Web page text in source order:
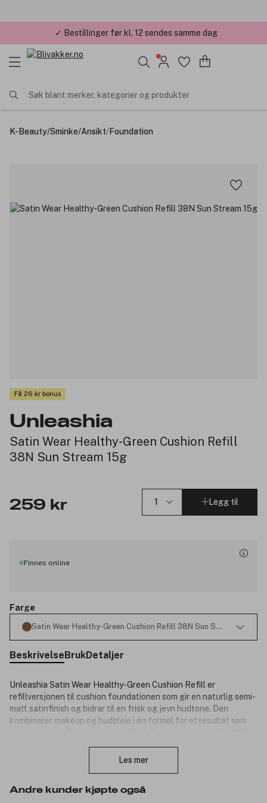
✓ Bestillinger før kl. 12 sendes samme dag
Søk blant merker, kategorier og produkter
K-Beauty/Sminke/Ansikt/Foundation
Få 26 kr bonus
Unleashia
Satin Wear Healthy-Green Cushion Refill
38N Sun Stream 15g
259 kr Legg til
Finnes online
Farge
Satin Wear Healthy-Green Cushion Refill 38N Sun Stream 15g
BeskrivelseBrukDetaljer
Unleashia Satin Wear Healthy-Green Cushion Refill er
refillversjonen til cushion foundationen som gir en naturlig semi-
matt satinfinish og bidrar til en frisk og jevn hudtone. Den
kombinerer makeup og hudpleie i én formel for et resultat som
Samtidig er den beriket med ingredienser som papayaekstrakt,
Les mer
Andre kunder kjøpte også